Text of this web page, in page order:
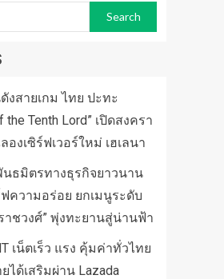
งสายเกม ไทย ปะทะ
Tenth Lord” เปิดสงครา
งเซิร์ฟเวอร์ใหม่ เฮเลนา
นธมิตรทางธุรกิจยาวนาน
ความอร่อย ยกเมนูระดับ
าชวงศ์” พุ่งทะยานสู่น่านฟ้า
เน็ตเร็ว แรง คุ้มค่าทั่วไทย
ได้เสริมผ่าน Lazada